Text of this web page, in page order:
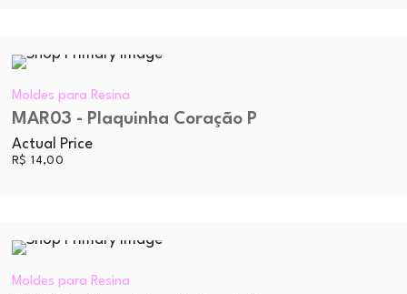
Moldes para Resina
MAR03 - Plaquinha Coração P
Actual Price
R$ 14,00
Moldes para Resina